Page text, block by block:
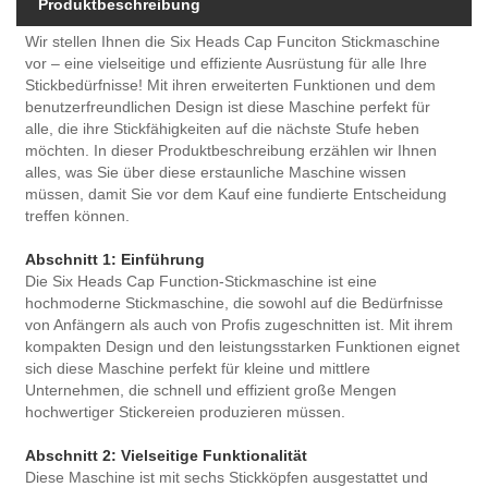
Produktbeschreibung
Wir stellen Ihnen die Six Heads Cap Funciton Stickmaschine
vor – eine vielseitige und effiziente Ausrüstung für alle Ihre
Stickbedürfnisse! Mit ihren erweiterten Funktionen und dem
benutzerfreundlichen Design ist diese Maschine perfekt für
alle, die ihre Stickfähigkeiten auf die nächste Stufe heben
möchten. In dieser Produktbeschreibung erzählen wir Ihnen
alles, was Sie über diese erstaunliche Maschine wissen
müssen, damit Sie vor dem Kauf eine fundierte Entscheidung
treffen können.
Abschnitt 1: Einführung
Die Six Heads Cap Function-Stickmaschine ist eine
hochmoderne Stickmaschine, die sowohl auf die Bedürfnisse
von Anfängern als auch von Profis zugeschnitten ist. Mit ihrem
kompakten Design und den leistungsstarken Funktionen eignet
sich diese Maschine perfekt für kleine und mittlere
Unternehmen, die schnell und effizient große Mengen
hochwertiger Stickereien produzieren müssen.
Abschnitt 2: Vielseitige Funktionalität
Diese Maschine ist mit sechs Stickköpfen ausgestattet und